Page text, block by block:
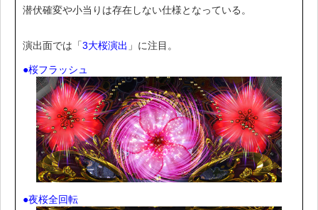
潜伏確変や小当りは存在しない仕様となっている。
演出面では「3大桜演出 」に注目。
●桜フラッシュ
●夜桜全回転